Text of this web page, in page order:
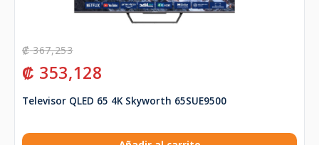
₡367,253
₡ 353,128
Televisor QLED 65 4K Skyworth 65SUE9500